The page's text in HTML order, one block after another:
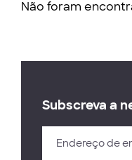
Não foram
Subscreva a